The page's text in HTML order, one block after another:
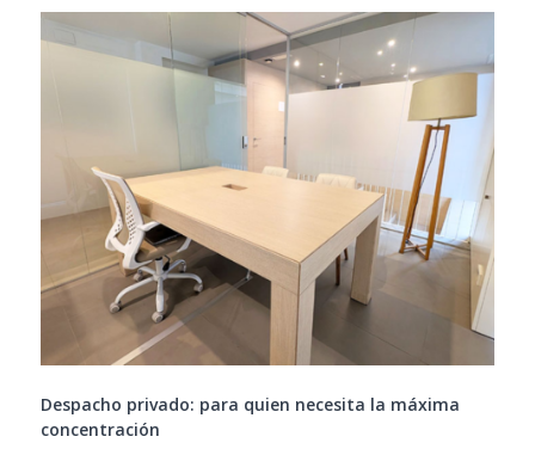
Despacho privado: para quien necesita la máxima
concentración